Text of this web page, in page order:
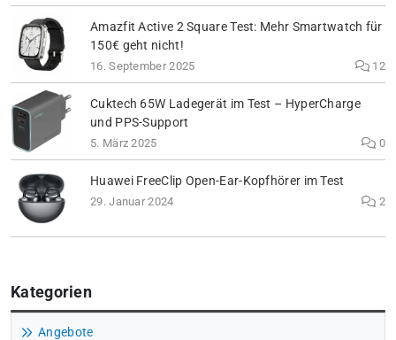
Amazfit Active 2 Square Test: Mehr Smartwatch für
150€ geht nicht!
16. September 2025 12
Cuktech 65W Ladegerät im Test – HyperCharge
und PPS-Support
5. März 2025 0
Huawei FreeClip Open-Ear-Kopfhörer im Test
29. Januar 2024 2
Kategorien
Angebote